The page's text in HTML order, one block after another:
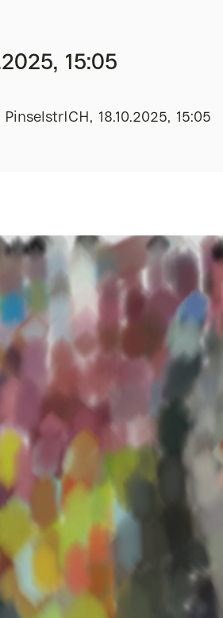
15:05
PinselstrICH, 18.10.2025, 15:05